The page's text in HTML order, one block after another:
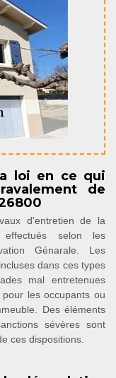
loi en ce qui
de
d'entretien de la
effectués selon les
Génarale. Les
dans ces types
mal entretenues
les occupants ou
Des éléments
sévères sont
ces dispositions.